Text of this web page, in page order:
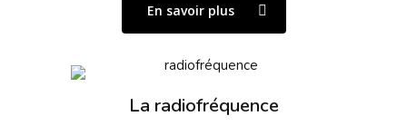
En savoir plus
La radiofréquence